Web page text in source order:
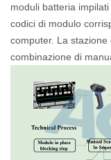
moduli batteria
codici di modulo
computer. La
combinazione di